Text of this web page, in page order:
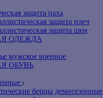
защита паха
защита плеч
защита шеи
ОДЕЖДА
мужское военное
ОБУВЬ
берцы демисезонные